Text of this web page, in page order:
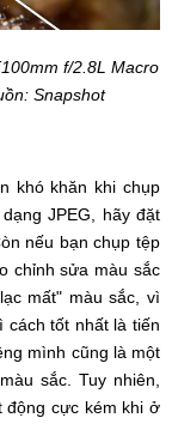
f/2.8L Macro
Snapshot
khó khăn khi chụp
JPEG, hãy đặt
nếu bạn chụp tệp
chỉnh sửa màu sắc
mất" màu sắc, vì
tốt nhất là tiến
mình cũng là một
sắc. Tuy nhiên,
động cực kém khi ở